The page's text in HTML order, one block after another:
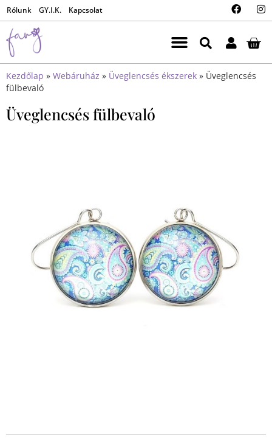
Rólunk GY.I.K. Kapcsolat
Kezdőlap » Webáruház » Üveglencsés ékszerek » Üveglencsés
fülbevaló
Üveglencsés fülbevaló